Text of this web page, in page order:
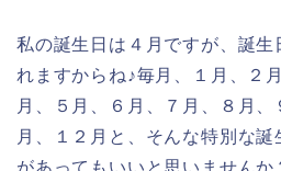
私の誕生日は４月ですが、誕
れますからね♪毎月、１月、２
月、５月、６月、７月、８月、
月、１２月と、そんな特別な
があってもいいと思いませんか